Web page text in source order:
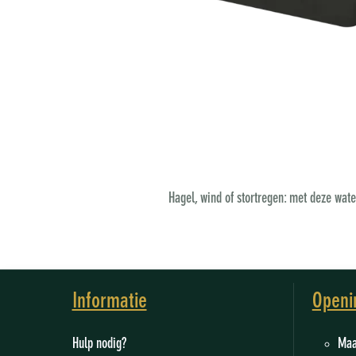
Hagel, wind of stortregen: met deze
Informatie
Hulp nodig?